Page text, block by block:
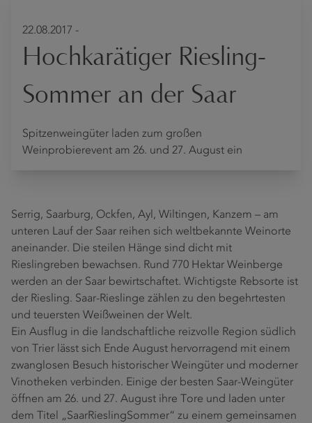
22.08.2017 -
Hochkarätiger Riesling-
Sommer an der Saar
Spitzenweingüter laden zum großen
Weinprobierevent am 26. und 27. August ein
Serrig, Saarburg, Ockfen, Ayl, Wiltingen, Kanzem – am
unteren Lauf der Saar reihen sich weltbekannte Weinorte
aneinander. Die steilen Hänge sind dicht mit
Rieslingreben bewachsen. Rund 770 Hektar Weinberge
werden an der Saar bewirtschaftet. Wichtigste Rebsorte ist
der Riesling. Saar-Rieslinge zählen zu den begehrtesten
und teuersten Weißweinen der Welt.
Ein Ausflug in die landschaftliche reizvolle Region südlich
von Trier lässt sich Ende August hervorragend mit einem
zwanglosen Besuch historischer Weingüter und moderner
Vinotheken verbinden. Einige der besten Saar-Weingüter
öffnen am 26. und 27. August ihre Tore und laden unter
dem Titel „SaarRieslingSommer“ zu einem gemeinsamen